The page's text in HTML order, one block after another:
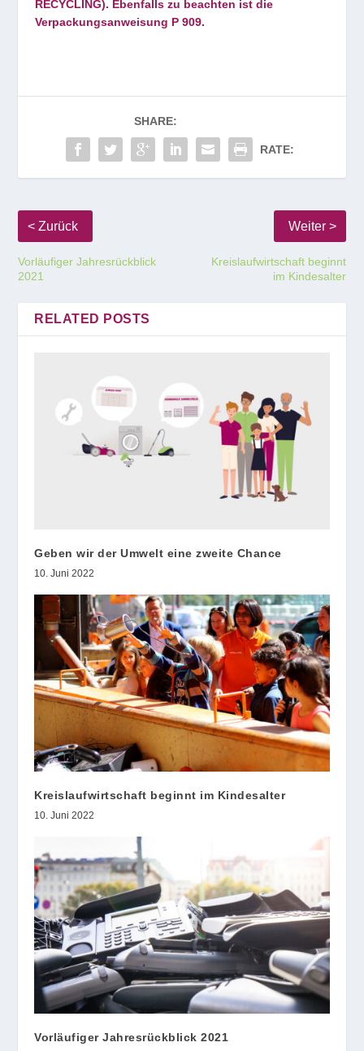
RECYCLING). Ebenfalls zu beachten ist die
Verpackungsanweisung P 909.
SHARE:
RATE:
Vorläufiger Jahresrückblick
2021
Kreislaufwirtschaft beginnt
im Kindesalter
RELATED POSTS
Geben wir der Umwelt eine zweite Chance
10. Juni 2022
Kreislaufwirtschaft beginnt im Kindesalter
10. Juni 2022
Vorläufiger Jahresrückblick 2021